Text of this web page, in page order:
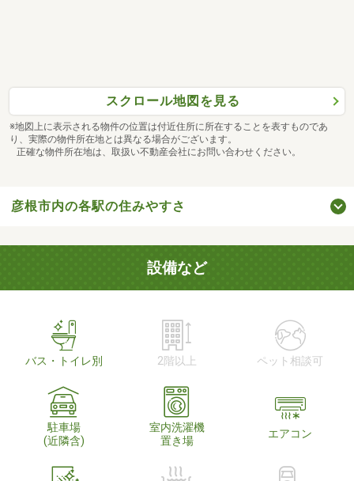
スクロール地図を見る
※地図上に表示される物件の位置は付近住所に所在することを表すものであ
り、実際の物件所在地とは異なる場合がございます。
正確な物件所在地は、取扱い不動産会社にお問い合わせください。
彦根市内の各駅の住みやすさ
設備など
バス・トイレ別 2階以上 ペット相談可
駐車場
(近隣含)
室内洗濯機
置き場
エアコン